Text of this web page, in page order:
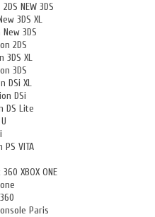
NEW 3DS
3DS XL
3DS
2DS
3DS XL
3DS
DSi XL
DSi
DS Lite
VITA
XBOX ONE
Paris